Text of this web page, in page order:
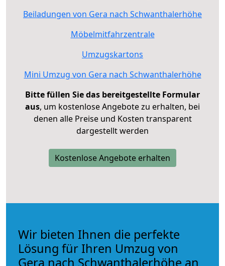
Beiladungen von Gera nach Schwanthalerhöhe
Möbelmitfahrzentrale
Umzugskartons
Mini Umzug von Gera nach Schwanthalerhöhe
Bitte füllen Sie das bereitgestellte Formular
aus, um kostenlose Angebote zu erhalten, bei
denen alle Preise und Kosten transparent
dargestellt werden
Kostenlose Angebote erhalten
Wir bieten Ihnen die perfekte
Lösung für Ihren Umzug von
Gera nach Schwanthalerhöhe an